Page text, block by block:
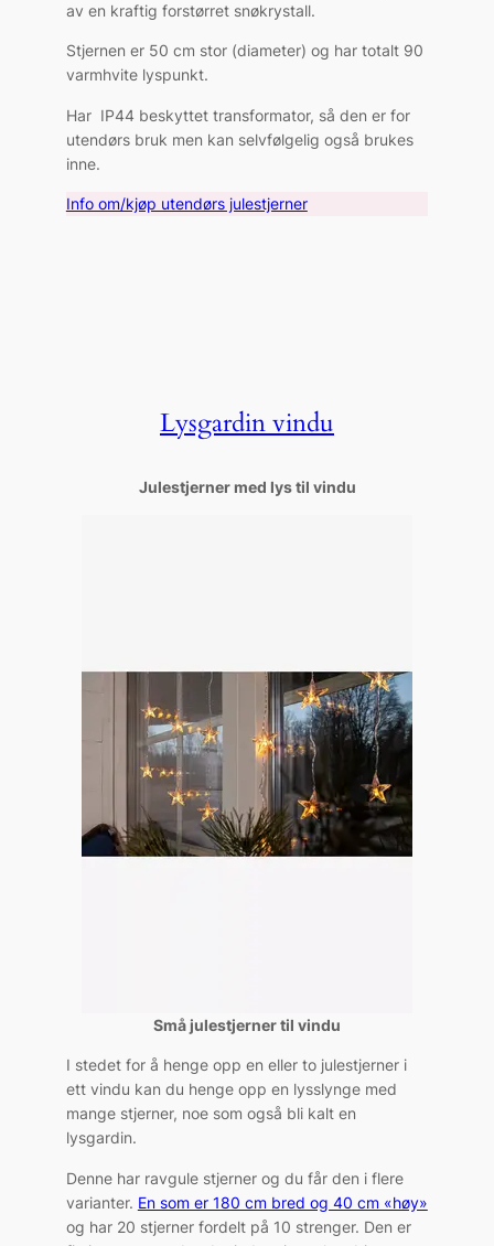
av en kraftig forstørret snøkrystall.
Stjernen er 50 cm stor (diameter) og har totalt 90
varmhvite lyspunkt.
Har IP44 beskyttet transformator, så den er for
utendørs bruk men kan selvfølgelig også brukes
inne.
Info om/kjøp utendørs julestjerner
Lysgardin vindu
Julestjerner med lys til vindu
Små julestjerner til vindu
I stedet for å henge opp en eller to julestjerner i
ett vindu kan du henge opp en lysslynge med
mange stjerner, noe som også bli kalt en
lysgardin.
Denne har ravgule stjerner og du får den i flere
varianter. En som er 180 cm bred og 40 cm «høy»
og har 20 stjerner fordelt på 10 strenger. Den er